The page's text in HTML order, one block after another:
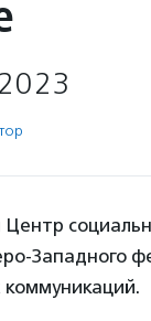
Западного